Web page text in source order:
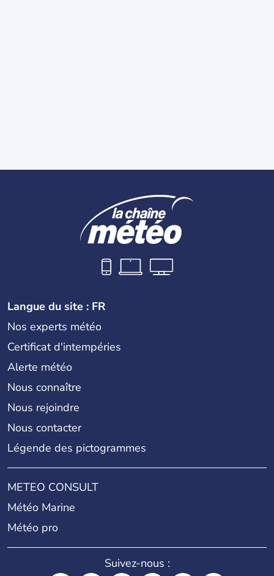
Langue du site : FR
Nos experts météo
Certificat d'intempéries
Alerte météo
Nous connaître
Nous rejoindre
Nous contacter
Légende des pictogrammes
METEO CONSULT
Météo Marine
Météo pro
Suivez-nous :